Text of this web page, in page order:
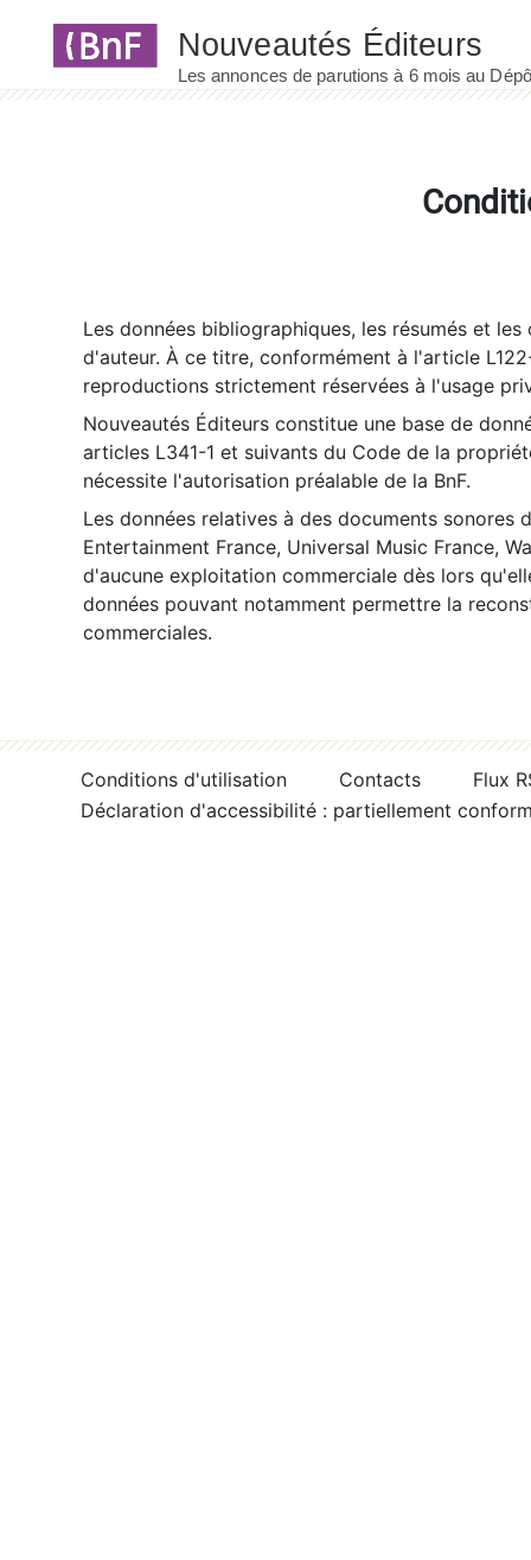
Les données bibliographiques, les résumés et
d'auteur. À ce titre, conformément à l'article
reproductions strictement réservées à l'usage
Nouveautés Éditeurs constitue une base de
articles L341-1 et suivants du Code de la
nécessite l'autorisation préalable de la BnF.
Les données relatives à des documents sonores
Entertainment France, Universal Music France,
d'aucune exploitation commerciale dès lors
données pouvant notamment permettre la
commerciales.
Conditions d'utilisation Contacts
Flux
Déclaration d'accessibilité : partiellement